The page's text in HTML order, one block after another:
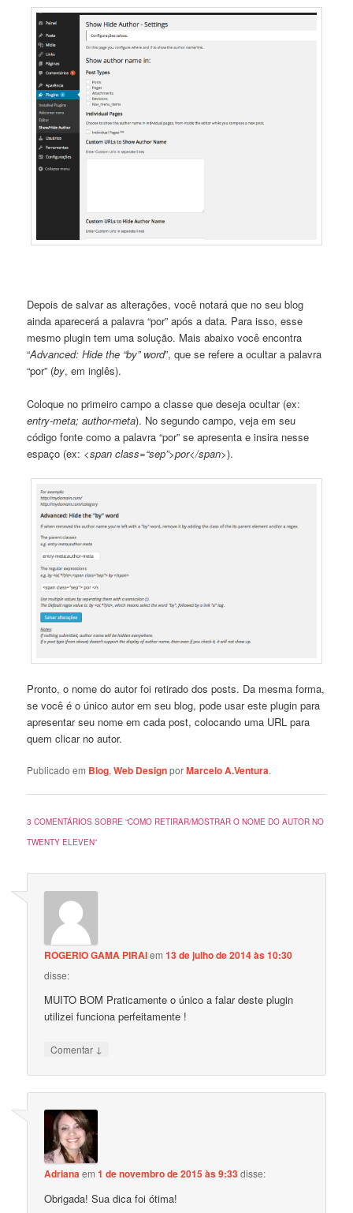
Depois de salvar as alterações, você notará que no seu blog
ainda aparecerá a palavra “por” após a data. Para isso, esse
mesmo plugin tem uma solução. Mais abaixo você encontra
“Advanced: Hide the “by” word”, que se refere a ocultar a palavra
“por” (by, em inglês).
Coloque no primeiro campo a classe que deseja ocultar (ex:
entry-meta; author-meta). No segundo campo, veja em seu
código fonte como a palavra “por” se apresenta e insira nesse
espaço (ex: <span class=“sep”>por</span>).
Pronto, o nome do autor foi retirado dos posts. Da mesma forma,
se você é o único autor em seu blog, pode usar este plugin para
apresentar seu nome em cada post, colocando uma URL para
quem clicar no autor.
Publicado em Blog,Web DesignporMarcelo A.Ventura.
3 COMENTÁRIOS SOBRE “COMO RETIRAR/MOSTRAR O NOME DO AUTOR NO
TWENTY ELEVEN”
ROGERIO GAMA PIRAIem13 de julho de 2014 às 10:30
disse:
MUITO BOM Praticamente o único a falar deste plugin
utilizei funciona perfeitamente !
Comentar ↓
Adrianaem1 de novembro de 2015 às 9:33disse:
Obrigada! Sua dica foi ótima!